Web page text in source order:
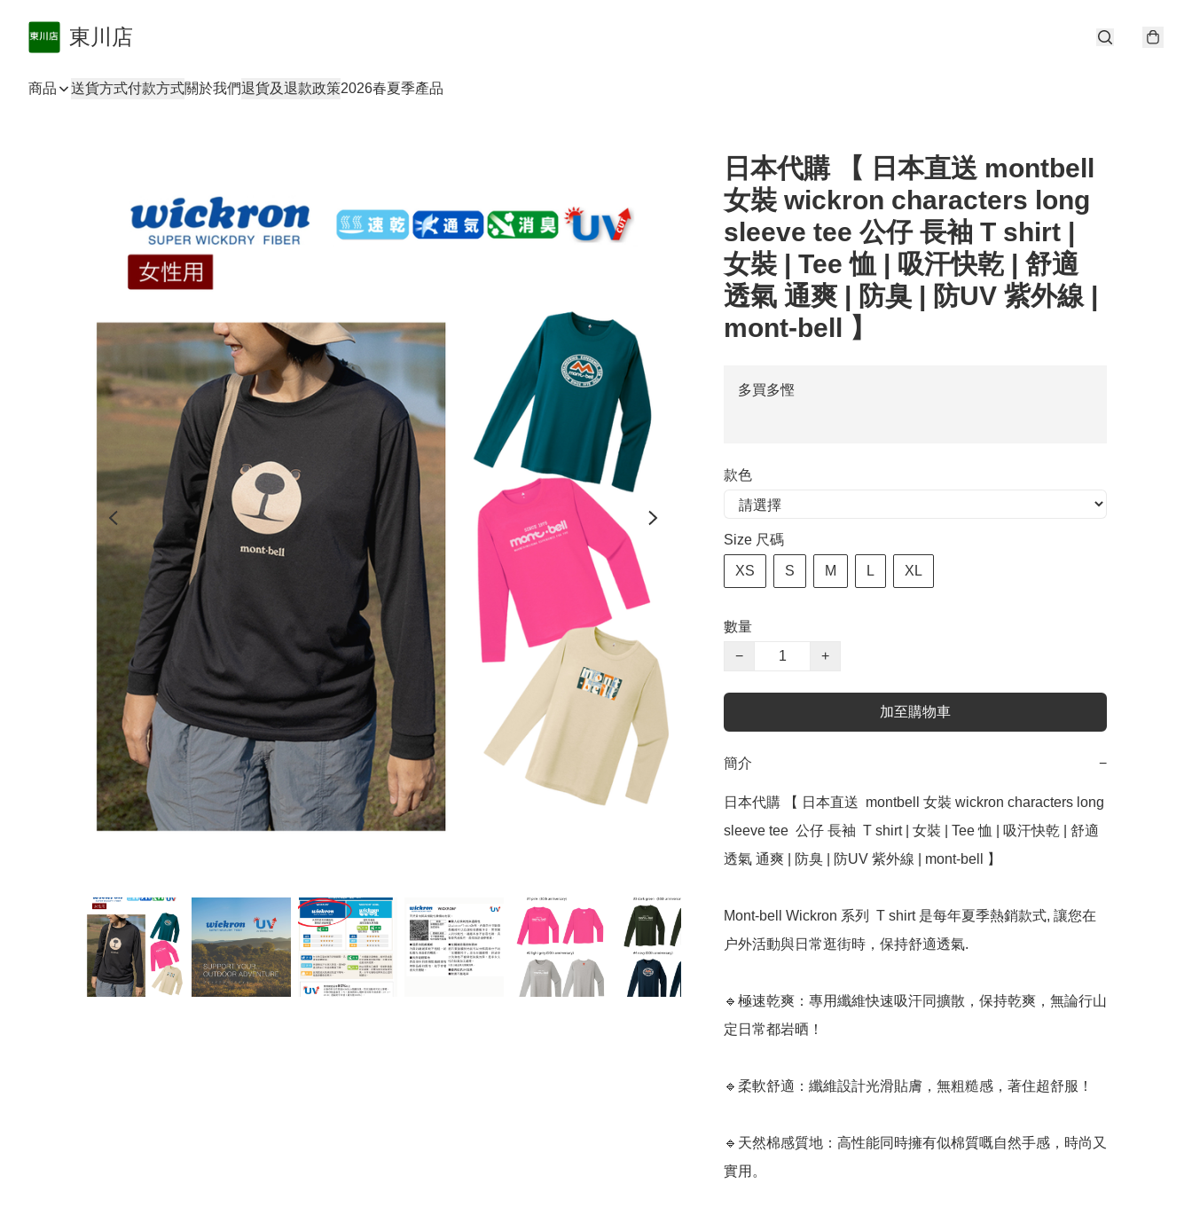
東川店
商品 送貨方式付款方式關於我們退貨及退款政策2026春夏季產品
日本代購 【 日本直送 montbell
女裝 wickron characters long
sleeve tee 公仔 長袖 T shirt |
女裝 | Tee 恤 | 吸汗快乾 | 舒適
透氣 通爽 | 防臭 | 防UV 紫外線 |
mont-bell 】
多買多慳
款色
Size 尺碼
XS S M L XL
數量
−
+
加至購物車
簡介 −
日本代購 【 日本直送  montbell 女裝 wickron characters long
sleeve tee  公仔 長袖  T shirt | 女裝 | Tee 恤 | 吸汗快乾 | 舒適
透氣 通爽 | 防臭 | 防UV 紫外線 | mont-bell 】
Mont-bell Wickron 系列  T shirt 是每年夏季熱銷款式, 讓您在
户外活動與日常逛街時，保持舒適透氣.
🔹極速乾爽：專用纖維快速吸汗同擴散，保持乾爽，無論行山
定日常都岩晒！
🔹柔軟舒適：纖維設計光滑貼膚，無粗糙感，著住超舒服！
🔹天然棉感質地：高性能同時擁有似棉質嘅自然手感，時尚又
實用。